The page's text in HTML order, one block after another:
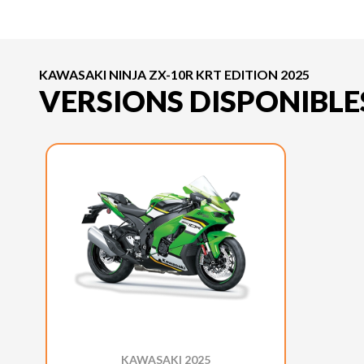
KAWASAKI NINJA ZX-10R KRT EDITION 2025
VERSIONS
KAWASAKI 2025